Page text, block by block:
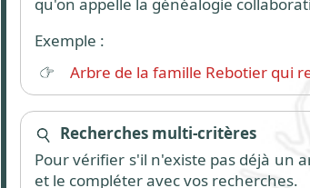
Exemple :
Arbre de la famille Rebotier qui
Recherches multi-critères
Pour vérifier s'il n'existe pas déjà un
et le compléter avec vos recherches.